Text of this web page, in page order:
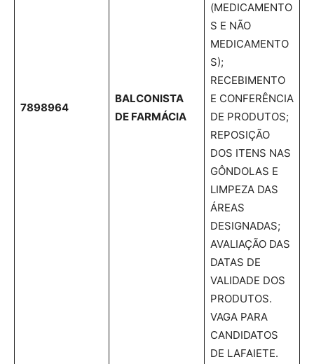
7898964
BALCONISTA
DE FARMÁCIA
(MEDICAMENTO
S E NÃO
MEDICAMENTO
S);
RECEBIMENTO
E CONFERÊNCIA
DE PRODUTOS;
REPOSIÇÃO
DOS ITENS NAS
GÔNDOLAS E
LIMPEZA DAS
ÁREAS
DESIGNADAS;
AVALIAÇÃO DAS
DATAS DE
VALIDADE DOS
PRODUTOS.
VAGA PARA
CANDIDATOS
DE LAFAIETE.